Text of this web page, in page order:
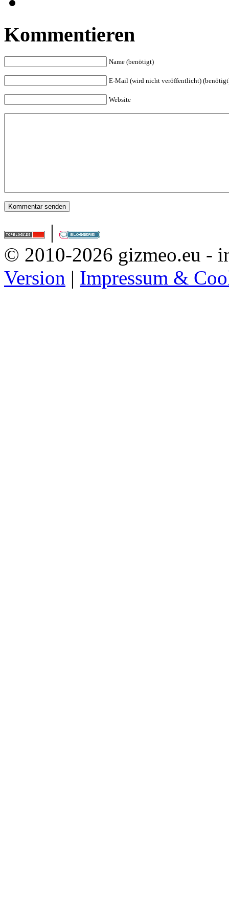
Kommentieren
Name (benötigt)
E-Mail (wird nicht veröffentlicht)
Website
|
© 2010-2026 gizmeo.eu -
Version | Impressum &